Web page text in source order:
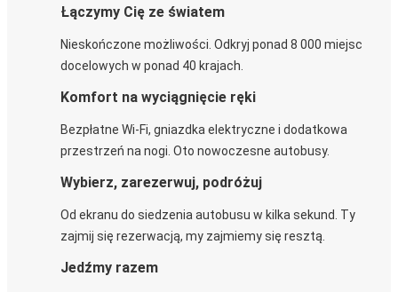
Łączymy Cię ze światem
Nieskończone możliwości. Odkryj ponad 8 000 miejsc
docelowych w ponad 40 krajach.
Komfort na wyciągnięcie ręki
Bezpłatne Wi-Fi, gniazdka elektryczne i dodatkowa
przestrzeń na nogi. Oto nowoczesne autobusy.
Wybierz, zarezerwuj, podróżuj
Od ekranu do siedzenia autobusu w kilka sekund. Ty
zajmij się rezerwacją, my zajmiemy się resztą.
Jedźmy razem